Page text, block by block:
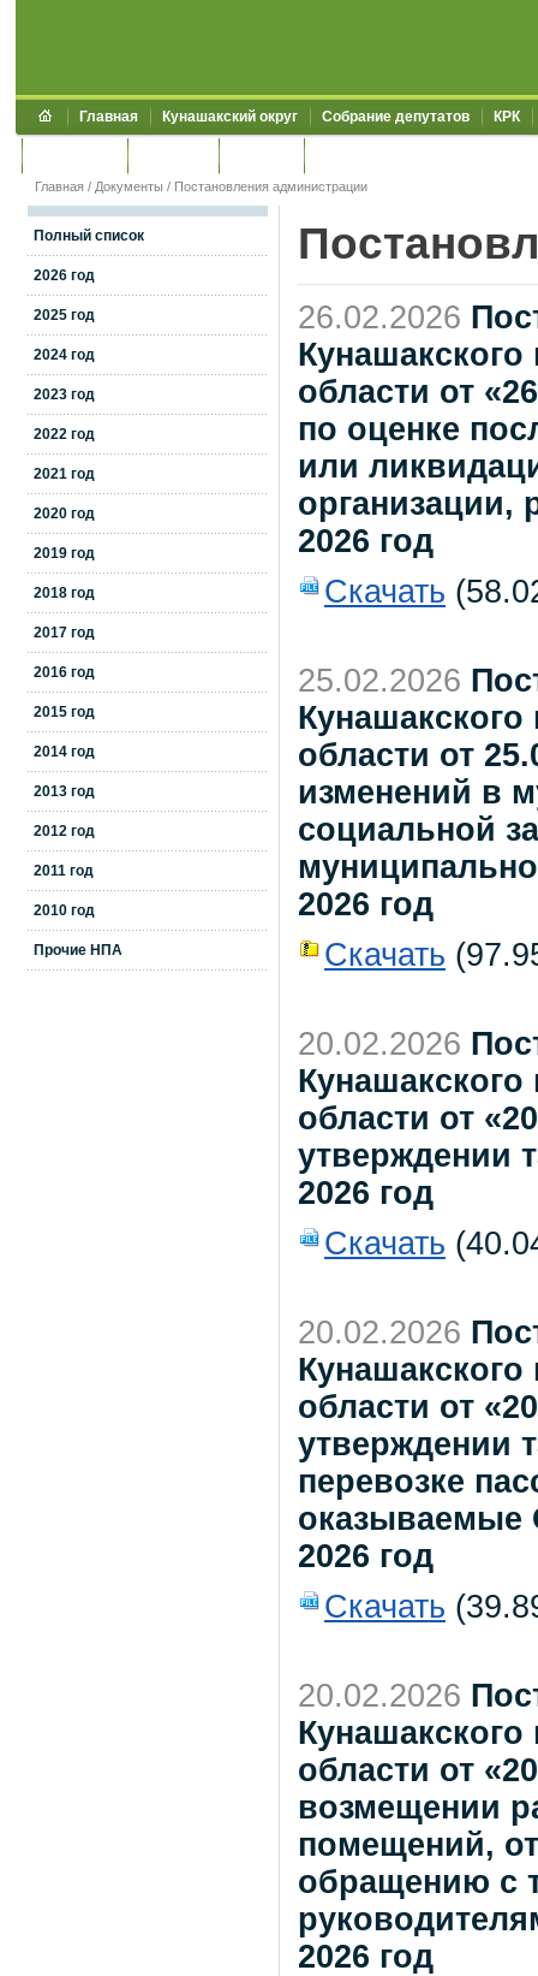
Главная Кунашакский округ Собрание депутатов КРК
Главная / Документы / Постановления администрации
Полный список
2026 год
2025 год
2024 год
2023 год
2022 год
2021 год
2020 год
2019 год
2018 год
2017 год
2016 год
2015 год
2014 год
2013 год
2012 год
2011 год
2010 год
Прочие НПА
26.02.2026
области от
по оценке
или
организации,
2026 год
Скачать
25.02.2026
области от
изменений в
социальной
2026 год
Скачать
20.02.2026
области от
утверждении
2026 год
Скачать
20.02.2026
области от
утверждении
перевозке
оказываемые
2026 год
Скачать
20.02.2026
области от
возмещении
помещений,
обращению с
2026 год